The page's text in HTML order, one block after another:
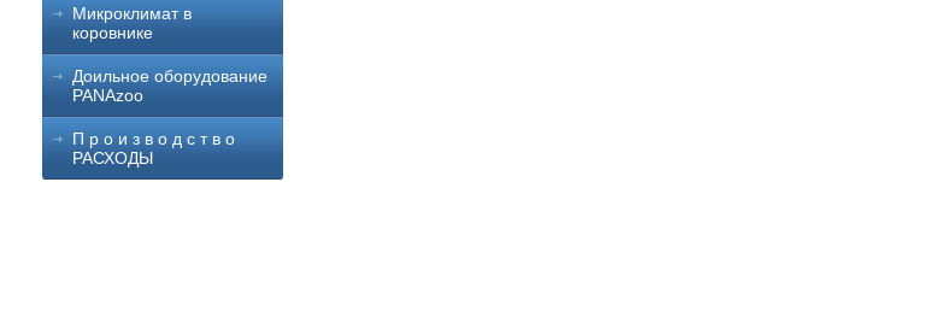
Микроклимат в
коровнике
Доильное оборудование
PANAzoo
П р о и з в о д с т в о
РАСХОДЫ